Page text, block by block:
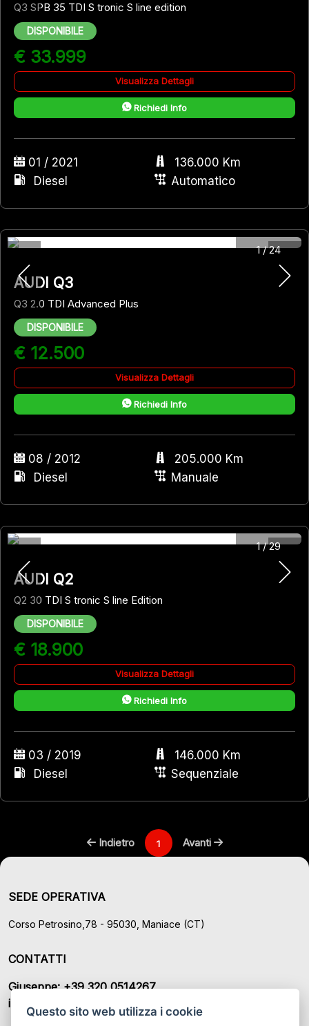
Questo sito web utilizza i cookie
Q3 SPB 35 TDI S tronic S line edition
DISPONIBILE
€ 33.999
Visualizza Dettagli
Richiedi Info
01 / 2021
136.000 Km
Diesel
Automatico
1 /24
AUDI Q3
Q3 2.0 TDI Advanced Plus
DISPONIBILE
€ 12.500
Visualizza Dettagli
Richiedi Info
08 / 2012
205.000 Km
Diesel
Manuale
1 /29
AUDI Q2
Q2 30 TDI S tronic S line Edition
DISPONIBILE
€ 18.900
Visualizza Dettagli
Richiedi Info
03 / 2019
146.000 Km
Diesel
Sequenziale
Indietro 1 Avanti
SEDE OPERATIVA
Corso Petrosino,78 - 95030, Maniace (CT)
CONTATTI
Giuseppe: +39 320 0514267
info@dottorauto.net